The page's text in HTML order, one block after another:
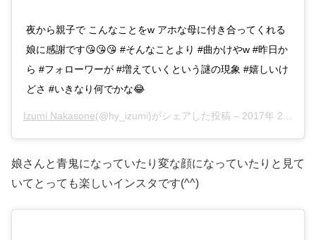
夜から親子で こんなことをw アホな母に付き合ってくれる
娘に感謝です😘😘😘 #そんなことより #曲かけやw #昨日か
ら #フォローワーが #増えていくという謎の現象 #嬉しいけ
どさ #いきなり何でかな😂
Izumi Nakasone(@hy_izumi)がシェアした投稿 – 2017年 2月月22日午後10時59分PST
娘さんと青鬼になっていたり変な顔になっていたりと見て
いてとっても楽しいインスタです(^^)